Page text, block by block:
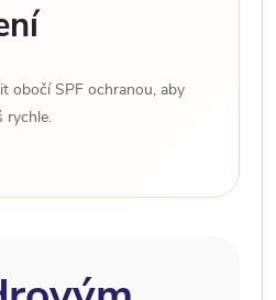
obočí SPF ochranou, aby
rychle.